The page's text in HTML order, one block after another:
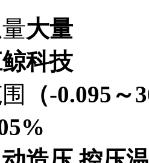
大量
科技
（-0.095